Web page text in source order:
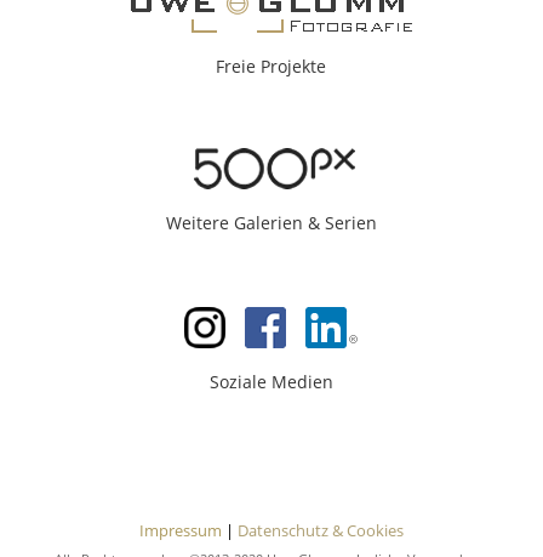
Freie Projekte
Weitere Galerien & Serien
|
|
Soziale Medien
Impressum | Datenschutz & Cookies